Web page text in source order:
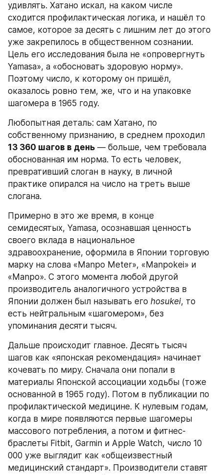
удивлять. Хатано искал, на каком числе
сходится профилактическая логика, и нашёл то
самое, которое за десять с лишним лет до этого
уже закрепилось в общественном сознании.
Цель его исследования была не «опровергнуть
Yamasa», а «обосновать здоровую норму».
Поэтому число, к которому он пришёл,
оказалось ровно тем, же, что и на упаковке
шагомера в 1965 году.
Любопытная деталь: сам Хатано, по
13 360 шагов в день — больше, чем требовала
обоснованная им норма. То есть человек,
превративший слоган в науку, в личной
практике опирался на число на треть выше
слогана.
Примерно в это же время, в конце
семидесятых, Yamasa, осознавшая ценность
своего вклада в национальное
здравоохранение, оформила в Японии торговую
марку на слова «Manpo Meter», «Manpokei» и
«Manpo». С этого момента любой другой
производитель аналогичного устройства в
Японии должен был называть его hosukei, то
есть нейтральным «шагомером», без
упоминания десяти тысяч.
Дальше происходит главное. Десять тысяч
шагов как «японская рекомендация» начинает
кочевать по миру. Сначала они попали в
материалы Японской ассоциации ходьбы (тоже
основанной в 1965 году). Потом в публикации по
профилактической медицине. К нулевым годам,
когда в мире появляются первые шагомеры
массового потребления, а потом и фитнес-
браслеты Fitbit, Garmin и Apple Watch, число 10
000 уже выглядит как «общеизвестный
медицинский стандарт». Производители ставят